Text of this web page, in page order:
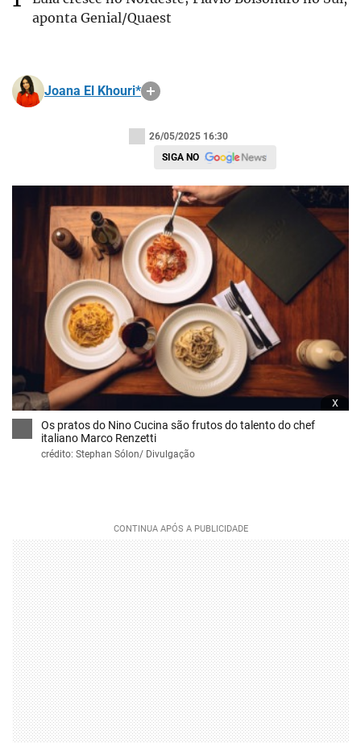
aponta Genial/Quaest
Joana El Khouri*
26/05/2025 16:30
SIGA NO
x
Os pratos do Nino Cucina são frutos do talento do chef
italiano Marco Renzetti
crédito: Stephan Sólon/ Divulgação